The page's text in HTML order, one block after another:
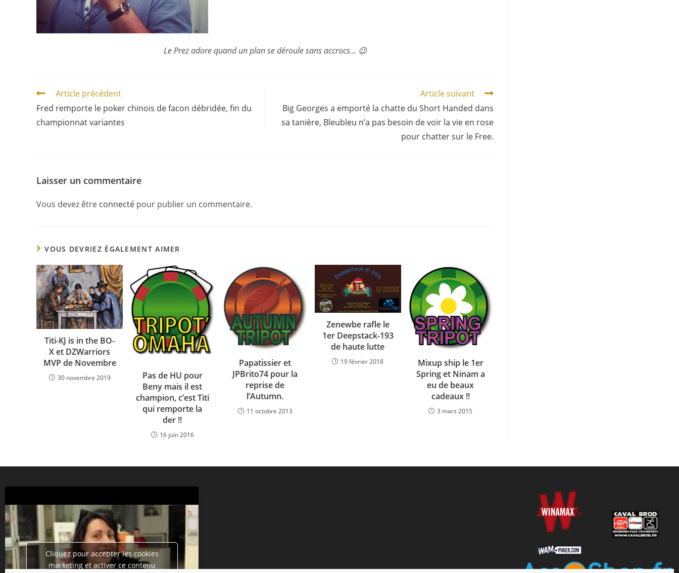
Le Prez adore quand un plan se déroule sans accrocs… 😉
Article précédent
Fred remporte le poker chinois de facon débridée, fin du
championnat variantes
Article suivant
Big Georges a emporté la chatte du Short Handed dans
sa tanière, Bleubleu n’a pas besoin de voir la vie en rose
pour chatter sur le Free.
Laisser un commentaire
Vous devez être connecté pour publier un commentaire.
VOUS DEVRIEZ ÉGALEMENT AIMER
Titi-KJ is in the BO-
X et DZWarriors
MVP de Novembre
30 novembre 2019
Pas de HU pour
Beny mais il est
champion, c’est Titi
qui remporte la
der !!
16 juin 2016
Papatissier et
JPBrito74 pour la
reprise de
l’Autumn.
11 octobre 2013
Zenewbe rafle le
1er Deepstack-193
de haute lutte
19 février 2018
Mixup ship le 1er
Spring et Ninam a
eu de beaux
cadeaux !!
3 mars 2015
Cliquez pour accepter les cookies
marketing et activer ce contenu